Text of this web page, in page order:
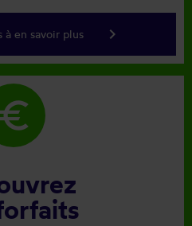
à en savoir plus keyboard_arrow_right